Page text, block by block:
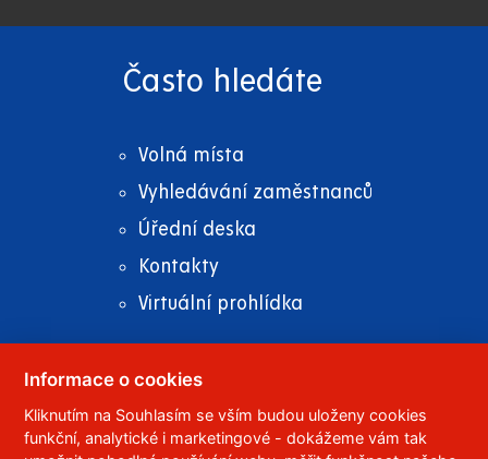
Často hledáte
Volná místa
Vyhledávání zaměstnanců
Úřední deska
Kontakty
Virtuální prohlídka
© 2023 Univerzita Pardubice,Studentská 95
532 10 Pardubice 2
Informace o cookies
Kliknutím na Souhlasím se vším budou uloženy cookies
funkční, analytické i marketingové - dokážeme vám tak